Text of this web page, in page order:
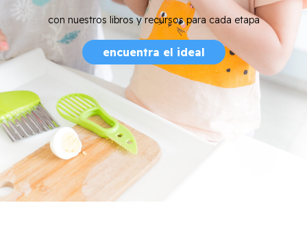
con nuestros libros y recursos para cada etapa
encuentra el ideal